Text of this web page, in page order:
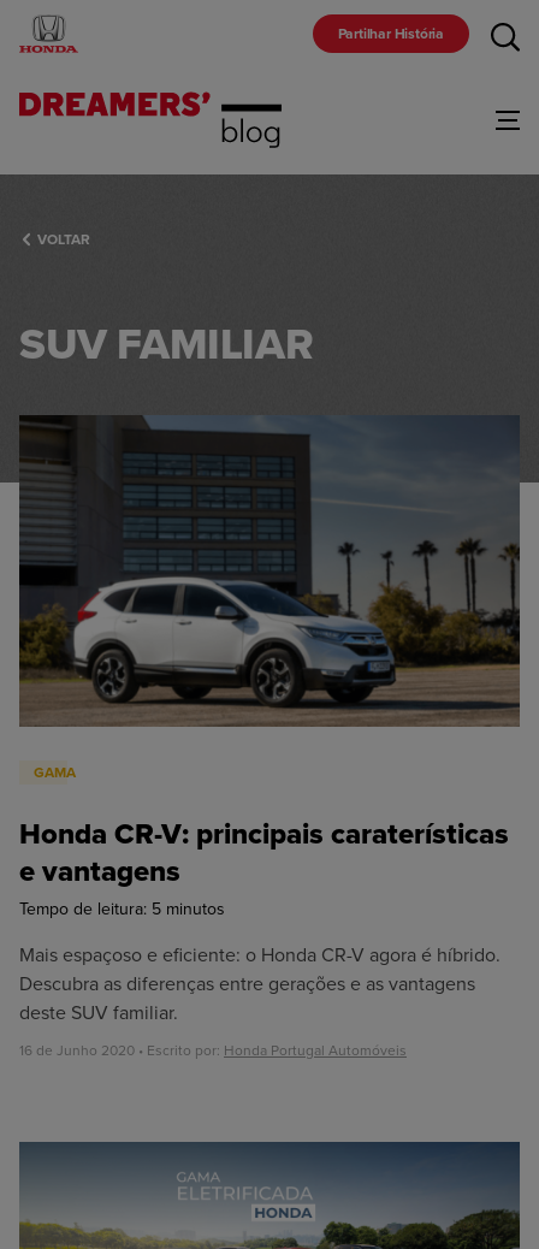
Partilhar História
Racing
Oficina
Honda N2
VOLTAR
SUV FAMILIAR
GAMA
Honda CR-V: principais caraterísticas
e vantagens
Tempo de leitura: 5 minutos
Mais espaçoso e eficiente: o Honda CR-V agora é híbrido.
Descubra as diferenças entre gerações e as vantagens
deste SUV familiar.
16 de Junho 2020 • Escrito por: Honda Portugal Automóveis